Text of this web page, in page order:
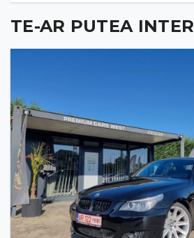
TE-AR PUTEA